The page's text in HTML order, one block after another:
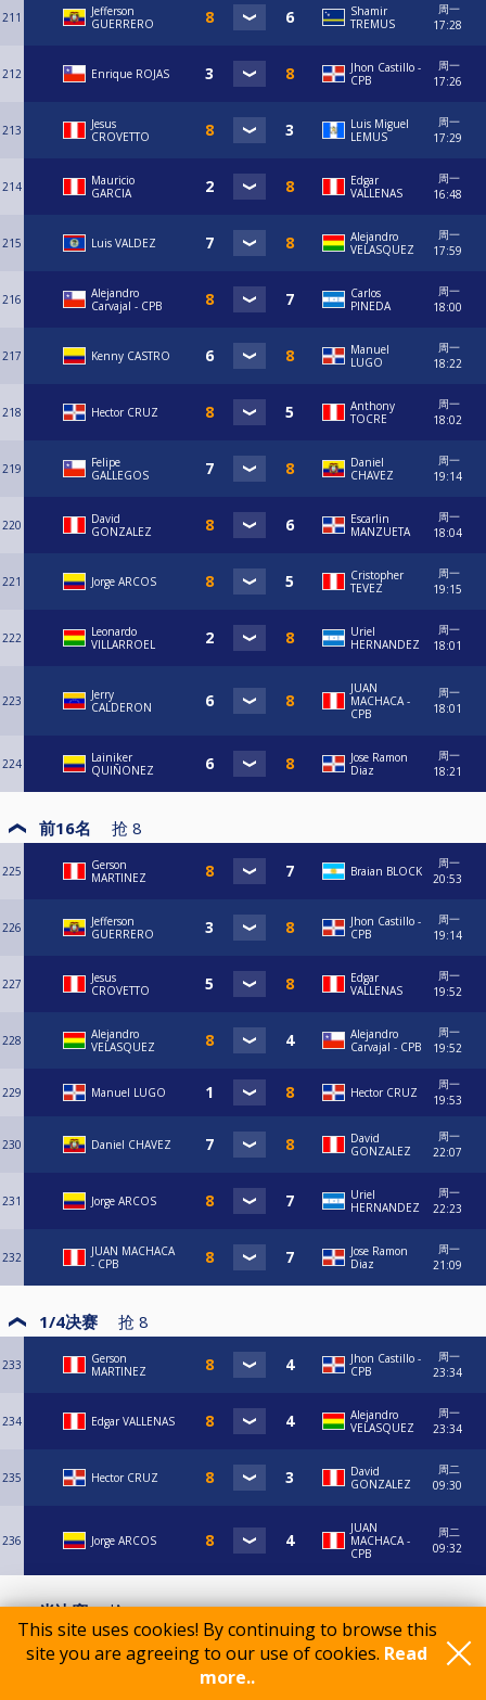
This site uses cookies! By continuing to browse this
site you are agreeing to our use of cookies. Read
more..
211
Jefferson
GUERRERO
Shamir
TREMUS
周一
17:28
212 Enrique ROJAS
Jhon Castillo -
CPB
周一
17:26
213
Jesus
CROVETTO
Luis Miguel
LEMUS
周一
17:29
214
Mauricio
GARCIA
Edgar
VALLENAS
周一
16:48
215 Luis VALDEZ
Alejandro
VELASQUEZ
周一
17:59
216
⁠Alejandro
Carvajal - CPB
Carlos
PINEDA
周一
18:00
217 Kenny CASTRO
Manuel
LUGO
周一
18:22
218 Hector CRUZ
Anthony
TOCRE
周一
18:02
219
Felipe
GALLEGOS
Daniel
CHAVEZ
周一
19:14
220
David
GONZALEZ
Escarlin
MANZUETA
周一
18:04
221 Jorge ARCOS
Cristopher
TEVEZ
周一
19:15
222
Leonardo
VILLARROEL
Uriel
HERNANDEZ
周一
18:01
223
Jerry
CALDERON
JUAN
MACHACA -
CPB
周一
18:01
224
Lainiker
QUIÑONEZ
Jose Ramon
Diaz
周一
18:21
前16名 抢 8
225
Gerson
MARTINEZ
Braian BLOCK
周一
20:53
226
Jefferson
GUERRERO
Jhon Castillo -
CPB
周一
19:14
227
Jesus
CROVETTO
Edgar
VALLENAS
周一
19:52
228
Alejandro
VELASQUEZ
⁠Alejandro
Carvajal - CPB
周一
19:52
229 Manuel LUGO Hector CRUZ
周一
19:53
230 Daniel CHAVEZ
David
GONZALEZ
周一
22:07
231 Jorge ARCOS
Uriel
HERNANDEZ
周一
22:23
232
JUAN MACHACA
- CPB
Jose Ramon
Diaz
周一
21:09
1/4决赛 抢 8
233
Gerson
MARTINEZ
Jhon Castillo -
CPB
周一
23:34
234 Edgar VALLENAS
Alejandro
VELASQUEZ
周一
23:34
235 Hector CRUZ
David
GONZALEZ
周二
09:30
236 Jorge ARCOS
JUAN
MACHACA -
CPB
周二
09:32
半决赛 抢 8
Gerson
MARTINEZ
Edgar
VALLENAS
周二
15:46 11